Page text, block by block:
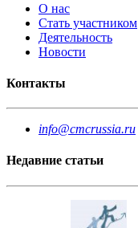
О нас
Стать участником
Деятельность
Новости
Контакты
info@cmcrussia.ru
Недавние статьи